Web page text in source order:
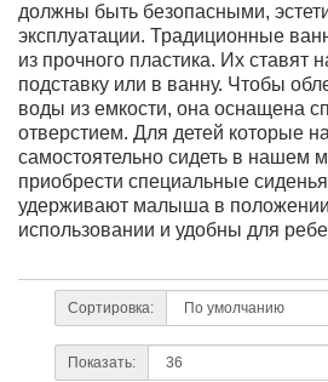
должны быть безопасными,
эксплуатации. Традиционные
из прочного пластика. Их ставят
подставку или в ванну. Чтобы
воды из емкости, она оснащена
отверстием. Для детей которые
самостоятельно сидеть в нашем
приобрести специальные
удерживают малыша в
использовании и удобны для
Сортировка:
Показать: